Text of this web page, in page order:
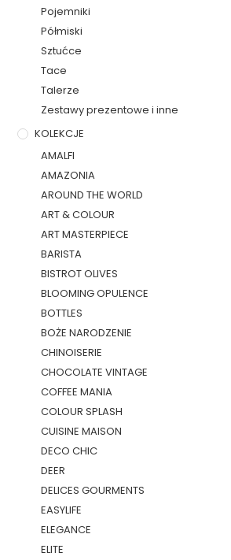
Pojemniki
Półmiski
Sztućce
Tace
Talerze
Zestawy prezentowe i inne
KOLEKCJE
AMALFI
AMAZONIA
AROUND THE WORLD
ART & COLOUR
ART MASTERPIECE
BARISTA
BISTROT OLIVES
BLOOMING OPULENCE
BOTTLES
BOŻE NARODZENIE
CHINOISERIE
CHOCOLATE VINTAGE
COFFEE MANIA
COLOUR SPLASH
CUISINE MAISON
DECO CHIC
DEER
DELICES GOURMENTS
EASYLIFE
ELEGANCE
ELITE